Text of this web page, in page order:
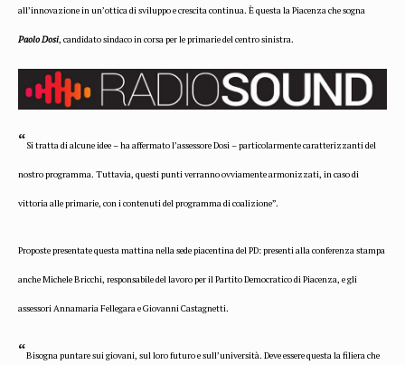
all’innovazione in un’ottica di sviluppo e crescita continua. È questa la Piacenza che sogna
Paolo Dosi, candidato sindaco in corsa per le primarie del centro sinistra.
“Si tratta di alcune idee – ha affermato l’assessore Dosi – particolarmente caratterizzanti del
nostro programma. Tuttavia, questi punti verranno ovviamente armonizzati, in caso di
vittoria alle primarie, con i contenuti del programma di coalizione”.
Proposte presentate questa mattina nella sede piacentina del PD: presenti alla conferenza stampa
anche Michele Bricchi, responsabile del lavoro per il Partito Democratico di Piacenza, e gli
assessori Annamaria Fellegara e Giovanni Castagnetti.
“Bisogna puntare sui giovani, sul loro futuro e sull’università. Deve essere questa la filiera che